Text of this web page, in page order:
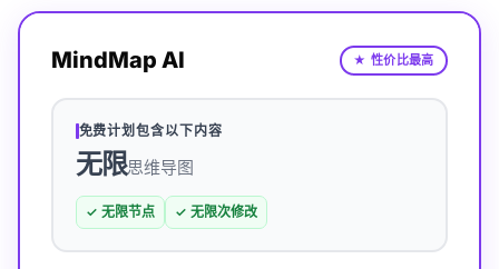
MindMap AI ★ 性价比最高
免费计划包含以下内容
无限思维导图
✓ 无限节点 ✓ 无限次修改